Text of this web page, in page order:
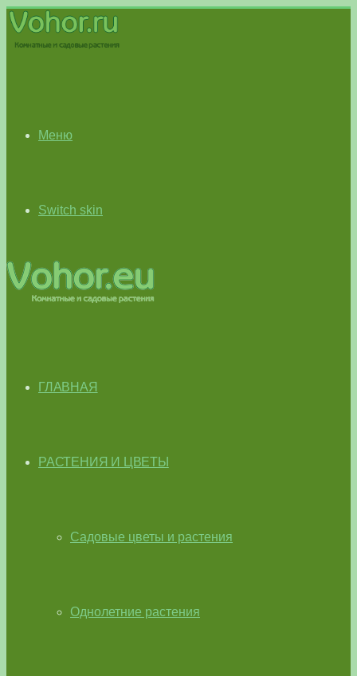
Меню
Switch skin
ГЛАВНАЯ
РАСТЕНИЯ И ЦВЕТЫ
Садовые цветы и растения
Однолетние растения